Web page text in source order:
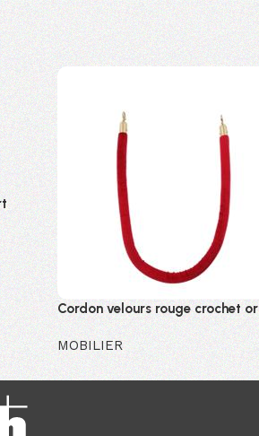
Cordon velours rouge crochet or
MOBILIER
Se connecter pour voir les prix